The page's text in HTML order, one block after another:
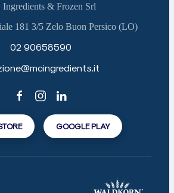
& Frozen Srl
181 3/5 Zelo Buon Persico (LO)
02 90658590
GOOGLE PLAY